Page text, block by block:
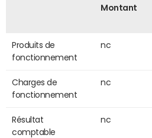
Montant
Produits de
fonctionnement
nc
Charges de
fonctionnement
nc
Résultat
comptable
nc